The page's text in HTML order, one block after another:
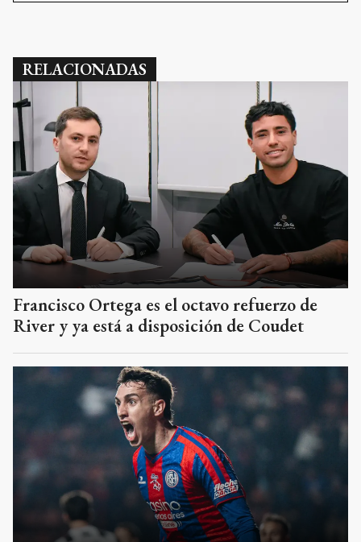
RELACIONADAS
Francisco Ortega es el octavo refuerzo de
River y ya está a disposición de Coudet